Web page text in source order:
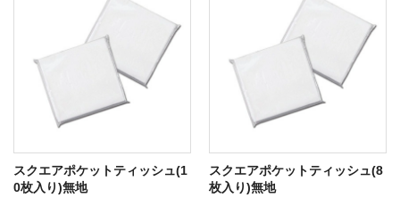
スクエアポケットティッシュ(1
0枚入り)無地
スクエアポケットティッシュ(8
枚入り)無地